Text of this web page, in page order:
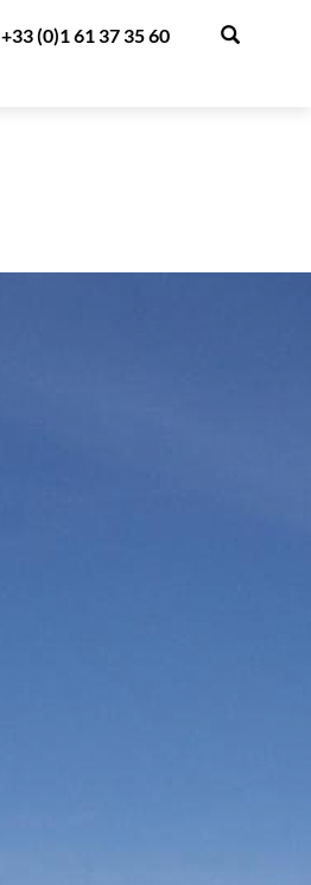
+33 (0)1 61 37 35 60